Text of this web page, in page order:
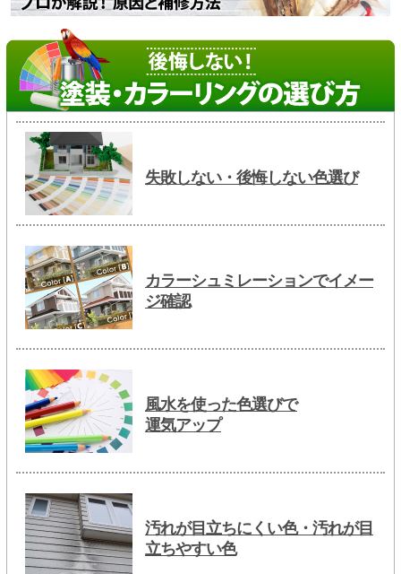
失敗しない・後悔しない色選び
カラーシュミレーションでイメー
ジ確認
風水を使った色選びで
運気アップ
汚れが目立ちにくい色・汚れが目
立ちやすい色